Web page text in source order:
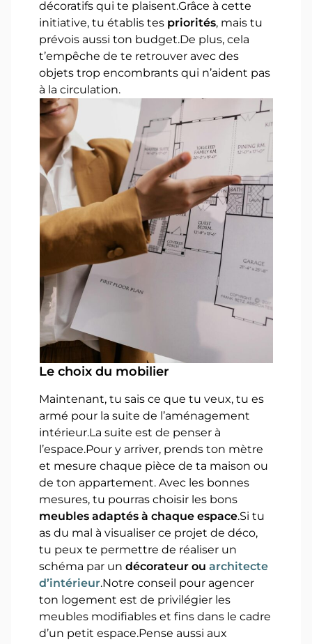
décoratifs qui te plaisent.Grâce à cette
initiative, tu établis tes priorités, mais tu
prévois aussi ton budget.De plus, cela
t’empêche de te retrouver avec des
objets trop encombrants qui n’aident pas
à la circulation.
Le choix du mobilier
Maintenant, tu sais ce que tu veux, tu es
armé pour la suite de l’aménagement
intérieur.La suite est de penser à
l’espace.Pour y arriver, prends ton mètre
et mesure chaque pièce de ta maison ou
de ton appartement. Avec les bonnes
mesures, tu pourras choisir les bons
meubles adaptés à chaque espace.Si tu
as du mal à visualiser ce projet de déco,
tu peux te permettre de réaliser un
schéma par undécorateur ouarchitecte
d’intérieur.Notre conseil pour agencer
ton logement est de privilégier les
meubles modifiables et fins dans le cadre
d’un petit espace.Pense aussi aux